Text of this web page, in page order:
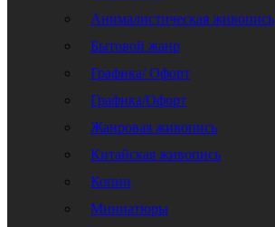
Анималистическая живопись
Бытовой жанр
Графика/ Офорт
Графика/Офорт
Жанровая живопись
Китайская живопись
Копии
Миниатюры